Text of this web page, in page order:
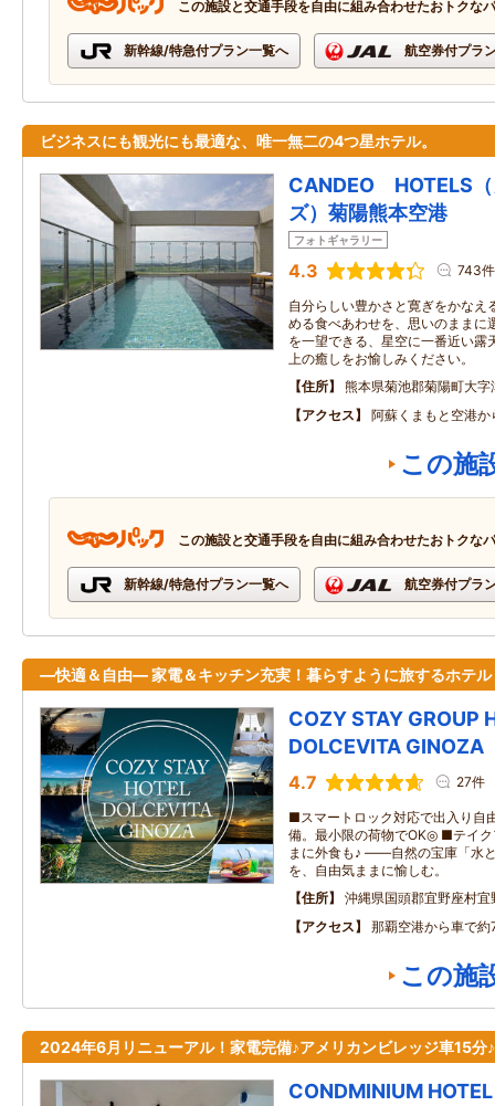
この施設と交通手段を自由に組み合わせたおトクな
新幹線/特急付プラン一覧へ 航空券付プラ
ビジネスにも観光にも最適な、唯一無二の4つ星ホテル。
CANDEO HOTELS（
ズ）菊陽熊本空港
フォトギャラリー
4.3 743件
自分らしい豊かさと寛ぎをかなえ
める食べあわせを、思いのままに
を一望できる、星空に一番近い露
上の癒しをお愉しみください。
住所
熊本県菊池郡菊陽町大
アクセス
阿蘇くまもと空港か
この施
この施設と交通手段を自由に組み合わせたおトクな
新幹線/特急付プラン一覧へ 航空券付プラ
―快適＆自由― 家電＆キッチン充実！暮らすように旅するホテル
COZY STAY GROUP
DOLCEVITA GINOZA
4.7 27件
■スマートロック対応で出入り自
備。最小限の荷物でOK◎ ■テイ
まに外食も♪ ――自然の宝庫「水
を、自由気ままに愉しむ。
住所
沖縄県国頭郡宜野座村
アクセス
那覇空港から車で
この施
2024年6月リニューアル！家電完備♪アメリカンビレッジ車15分♪
CONDMINIUM